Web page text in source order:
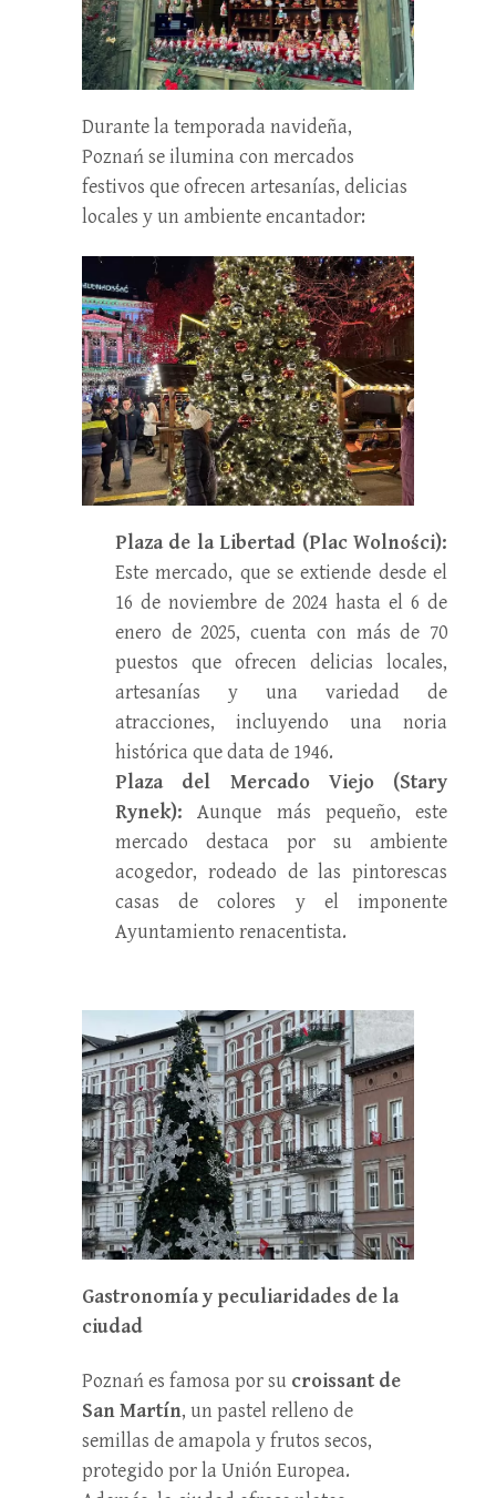
Durante la temporada navideña,
Poznań se ilumina con mercados
festivos que ofrecen artesanías, delicias
locales y un ambiente encantador:
Plaza de la Libertad (Plac Wolności):
Este mercado, que se extiende desde el
16 de noviembre de 2024 hasta el 6 de
enero de 2025, cuenta con más de 70
puestos que ofrecen delicias locales,
artesanías y una variedad de
atracciones, incluyendo una noria
histórica que data de 1946.
Plaza del Mercado Viejo (Stary
Rynek): Aunque más pequeño, este
mercado destaca por su ambiente
acogedor, rodeado de las pintorescas
casas de colores y el imponente
Ayuntamiento renacentista.
Gastronomía y peculiaridades de la
ciudad
Poznań es famosa por su croissant de
San Martín, un pastel relleno de
semillas de amapola y frutos secos,
protegido por la Unión Europea.